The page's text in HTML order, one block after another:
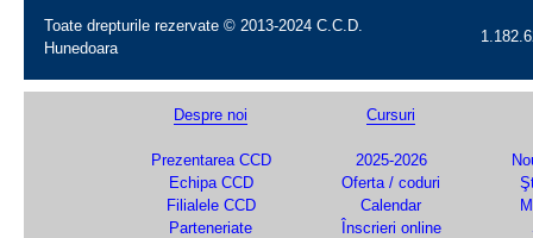
Toate drepturile rezervate © 2013-2024 C.C.D.
Hunedoara
Despre noi
Prezentarea CCD
Echipa CCD
Filialele CCD
Parteneriate
Cursuri
2025-2026
Oferta / coduri
Calendar
Înscrieri online